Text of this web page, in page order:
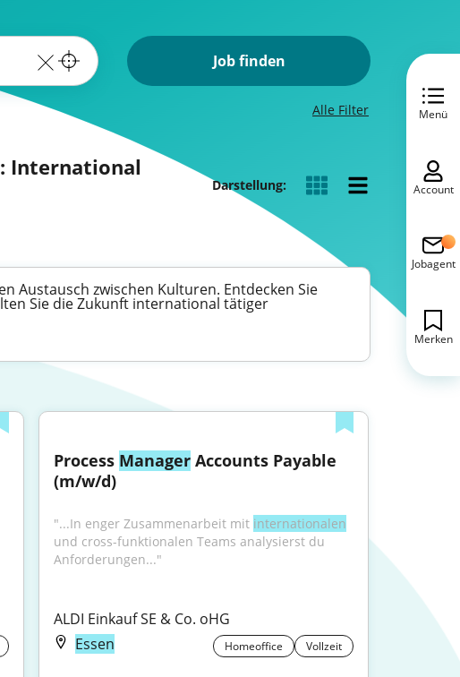
Job finden
Alle Filter
International
Darstellung:
Austausch zwischen Kulturen. Entdecken Sie
Sie die Zukunft international tätiger
Process Manager Accounts Payable
(m/w/d)
"...In enger Zusammenarbeit mit internationalen
und cross-funktionalen Teams analysierst du
Anforderungen..."
ALDI Einkauf SE & Co. oHG
Essen
Homeoffice Vollzeit
Menü
Account
Jobagent
Merken